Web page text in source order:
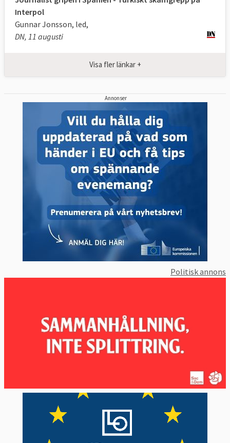
Interpol
Gunnar Jonsson, led,
DN, 11 augusti
Visa fler länkar +
Annonser
Politisk annons